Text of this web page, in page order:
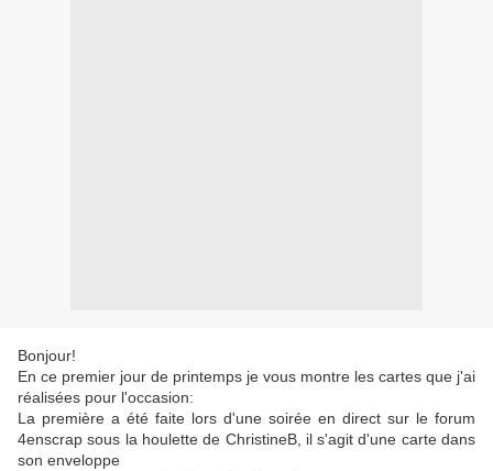
Bonjour!
En ce premier jour de printemps je vous montre les cartes que j'ai
réalisées pour l'occasion:
La première a été faite lors d'une soirée en direct sur le forum
4enscrap sous la houlette de ChristineB, il s'agit d'une carte dans
son enveloppe